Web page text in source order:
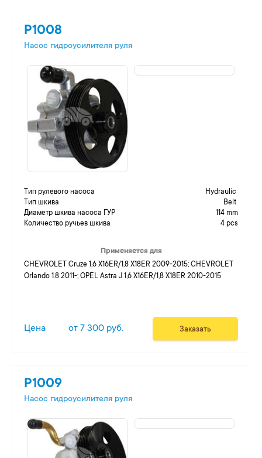
P1008
Насос гидроусилителя руля
Тип рулевого насоса
Hydraulic
Тип шкива
Belt
Диаметр шкива насоса ГУР
114 mm
Количество ручьев шкива
4 pcs
Применяется для
CHEVROLET Cruze 1,6 X16ER/1,8 X18ER 2009-2015; CHEVROLET
Orlando 1.8 2011-; OPEL Astra J 1,6 X16ER/1,8 X18ER 2010-2015
Цена от 7 300 руб. Заказать
P1009
Насос гидроусилителя руля